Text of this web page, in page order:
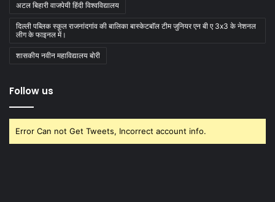
अटल बिहारी वाजपेयी हिंदी विश्वविद्यालय
दिल्ली पब्लिक स्कूल राजनांदगांव की बालिका बास्केटबाॅल टीम जुनियर एन बी ए 3x3 के नेशनल
लीग के फाइनल में।
शासकीय नवीन महाविद्यालय बोरी
Follow us
Error Can not Get Tweets, Incorrect account info.